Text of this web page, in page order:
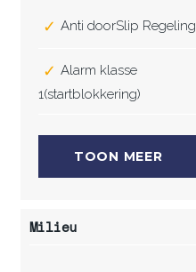
Anti doorSlip Regeling
Alarm klasse
1(startblokkering)
TOON MEER
Milieu